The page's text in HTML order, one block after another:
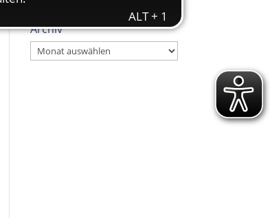
Archiv
Archiv